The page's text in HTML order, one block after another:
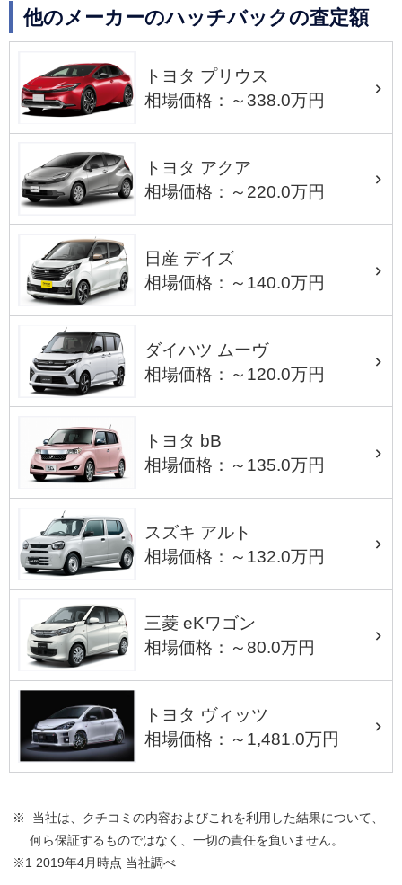
他のメーカーのハッチバックの査定額
トヨタ プリウス
相場価格：～338.0万円
トヨタ アクア
相場価格：～220.0万円
日産 デイズ
相場価格：～140.0万円
ダイハツ ムーヴ
相場価格：～120.0万円
トヨタ bB
相場価格：～135.0万円
スズキ アルト
相場価格：～132.0万円
三菱 eKワゴン
相場価格：～80.0万円
トヨタ ヴィッツ
相場価格：～1,481.0万円
※ 当社は、クチコミの内容およびこれを利用した結果について、
何ら保証するものではなく、一切の責任を負いません。
※1 2019年4月時点 当社調べ